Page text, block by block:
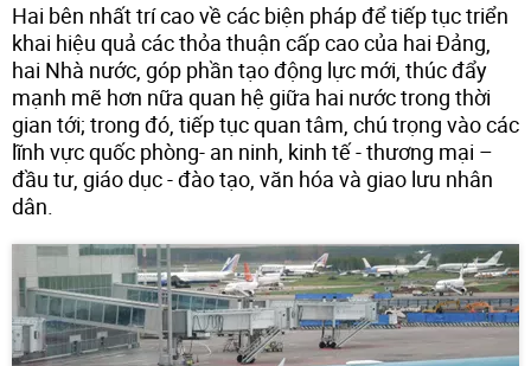
Hai bên nhất trí cao về các biện pháp để tiếp tục triển
khai hiệu quả các thỏa thuận cấp cao của hai Đảng,
hai Nhà nước, góp phần tạo động lực mới, thúc đẩy
mạnh mẽ hơn nữa quan hệ giữa hai nước trong thời
gian tới; trong đó, tiếp tục quan tâm, chú trọng vào các
lĩnh vực quốc phòng- an ninh, kinh tế - thương mại –
đầu tư, giáo dục - đào tạo, văn hóa và giao lưu nhân
dân.